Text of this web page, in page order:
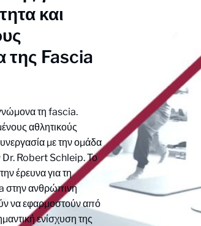
και
της Fascia
τη fascia.
αθλητικούς
με την ομάδα
Dr. Robert Schleip. Το
έρευνα για τη
στην ανθρώπινη
να εφαρμοστούν από
ενίσχυση της